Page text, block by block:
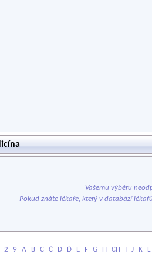
Vašemu výběru
Pokud znáte lékaře, který v databází
2 9 A B C Č D Ď E F G H CH I J K L